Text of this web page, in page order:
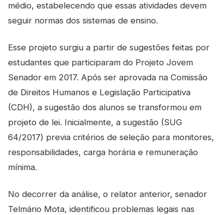
médio, estabelecendo que essas atividades devem
seguir normas dos sistemas de ensino.
Esse projeto surgiu a partir de sugestões feitas por
estudantes que participaram do Projeto Jovem
Senador em 2017. Após ser aprovada na Comissão
de Direitos Humanos e Legislação Participativa
(CDH), a sugestão dos alunos se transformou em
projeto de lei. Inicialmente, a sugestão (SUG
64/2017) previa critérios de seleção para monitores,
responsabilidades, carga horária e remuneração
mínima.
No decorrer da análise, o relator anterior, senador
Telmário Mota, identificou problemas legais nas